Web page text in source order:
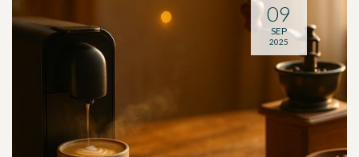
09
SEP
2025